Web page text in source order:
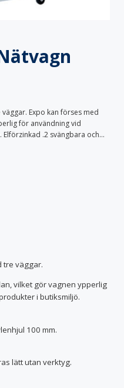
Expo kan förses med
för användning vid
.2 svängbara och...
tre väggar.
vilket gör vagnen ypperlig
i butiksmiljö.
100 mm.
lätt utan verktyg.